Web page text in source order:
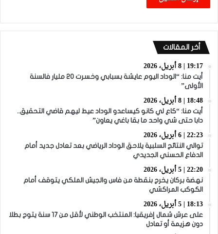
أخر المقالات
19:17 | 8 أبريل، 2026
أيت منا: “الوداد اليوم عايشة بسبابي وخسرت 20 مليار فالسنة
الأولى”
18:48 | 8 أبريل، 2026
أيت منا: “كاع لي كانو كيساعدو الوداد عيط ليهم قاضي التحقيق..
دابا حتى شي واحد ما بقا باغي يعاون”
22:23 | 6 أبريل، 2026
توالي النتائج السلبية يلاحق الوداد الرياضي بعد تعادل جديد أمام
الدفاع الحسني الجديدي
22:20 | 5 أبريل، 2026
نهضة بركان يخرج بنقطة من فاس والجيش الملكي يتوقف أمام
الكوكب المراكشي
18:13 | 5 أبريل، 2026
على عرش شمال إفريقيا: المنتخب الوطني لأقل من 17 سنة يتوج بطلا
دون هزيمة أو تعادل